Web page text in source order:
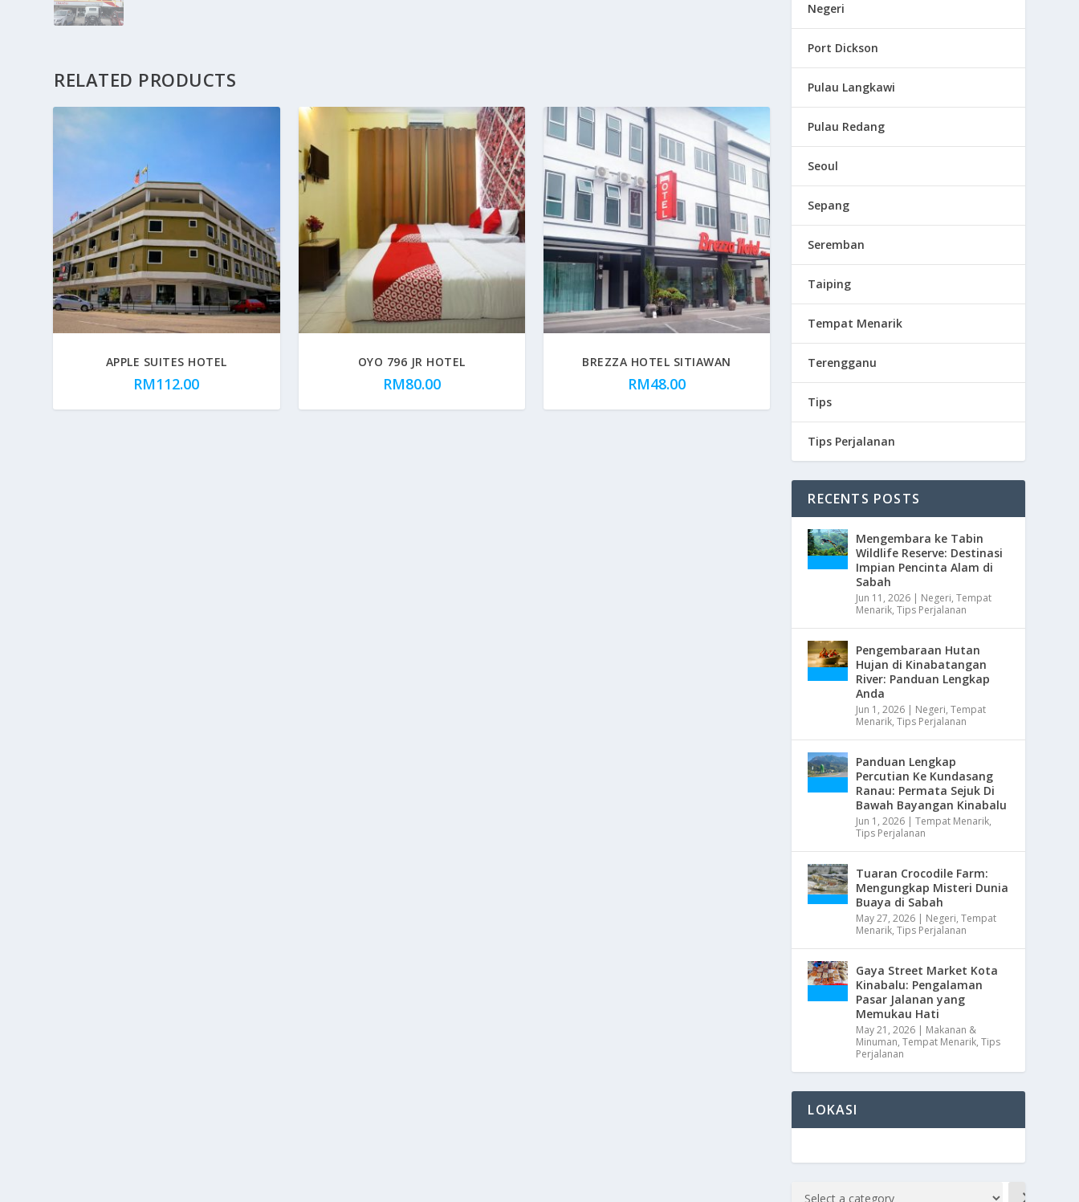
RELATED PRODUCTS
APPLE SUITES HOTEL
RM112.00
OYO 796 JR HOTEL
RM80.00
BREZZA HOTEL SITIAWAN
RM48.00
Negeri
Port Dickson
Pulau Langkawi
Pulau Redang
Seoul
Sepang
Seremban
Taiping
Tempat Menarik
Terengganu
Tips
Tips Perjalanan
RECENTS POSTS
Mengembara ke Tabin
Wildlife Reserve: Destinasi
Impian Pencinta Alam di
Sabah
Jun 11, 2026 | Negeri,Tempat
Menarik,Tips Perjalanan
Pengembaraan Hutan
Hujan di Kinabatangan
River: Panduan Lengkap
Anda
Jun 1, 2026 | Negeri,Tempat
Menarik,Tips Perjalanan
Panduan Lengkap
Percutian Ke Kundasang
Ranau: Permata Sejuk Di
Bawah Bayangan Kinabalu
Jun 1, 2026 |Tempat Menarik,
Tips Perjalanan
Tuaran Crocodile Farm:
Mengungkap Misteri Dunia
Buaya di Sabah
May 27, 2026 | Negeri,Tempat
Menarik,Tips Perjalanan
Gaya Street Market Kota
Kinabalu: Pengalaman
Pasar Jalanan yang
Memukau Hati
May 21, 2026 | Makanan &
Minuman,Tempat Menarik,Tips
Perjalanan
LOKASI